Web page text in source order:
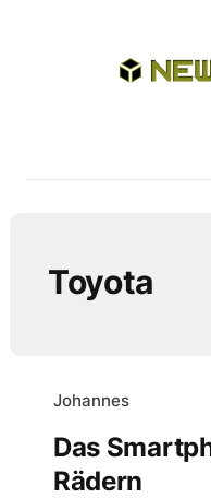
Toyota
Johannes
Das
Rädern